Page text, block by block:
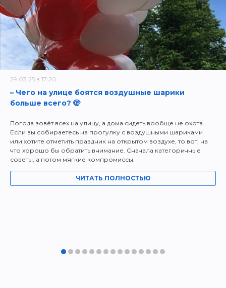
29.03.25 в 17:20
– Чего на улице боятся воздушные шарики
больше всего? 🫣
Погода зовёт всех на улицу, а дома сидеть вообще не охота.
Если вы собираетесь на прогулку с воздушными шариками
или хотите отметить праздник на открытом воздухе, то вот, на
что хорошо бы обратить внимание. Сначала категоричные
советы, а потом мягкие компромиссы.
ЧИТАТЬ ПОЛНОСТЬЮ